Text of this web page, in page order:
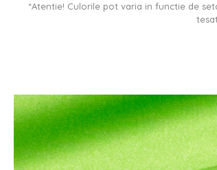
*Atentie! Culorile pot varia in functie de